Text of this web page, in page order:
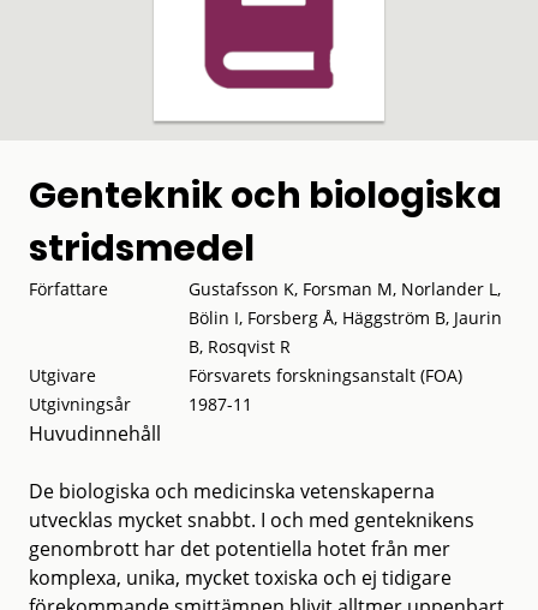
Genteknik och biologiska
stridsmedel
Författare
Gustafsson K, Forsman M, Norlander L,
Bölin I, Forsberg Å, Häggström B, Jaurin
B, Rosqvist R
Utgivare
Försvarets forskningsanstalt (FOA)
Utgivningsår
1987-11
Huvudinnehåll
De biologiska och medicinska vetenskaperna
utvecklas mycket snabbt. I och med genteknikens
genombrott har det potentiella hotet från mer
komplexa, unika, mycket toxiska och ej tidigare